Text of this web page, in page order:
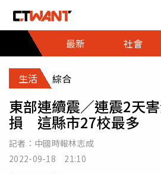
最新
社會
生活 綜合
東部連續震／連震2天
損 這縣市27校最多
記者： 中國時報林志成
2022-09-18 21:10